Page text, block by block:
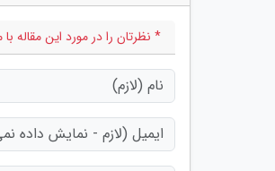
* نظرتان را در مورد این مقاله با